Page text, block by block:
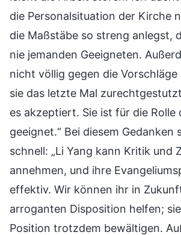
die Personalsituation der Kirche
die Maßstäbe so streng anlegst,
nie jemanden Geeigneten.
nicht völlig gegen die Vorschläge
sie das letzte Mal
es akzeptiert. Sie ist für die Rolle
geeignet.“ Bei diesem Gedanken
schnell: „Li Yang kann Kritik und
annehmen, und ihre
effektiv. Wir können ihr in
arroganten Disposition helfen;
Position trotzdem bewältigen.